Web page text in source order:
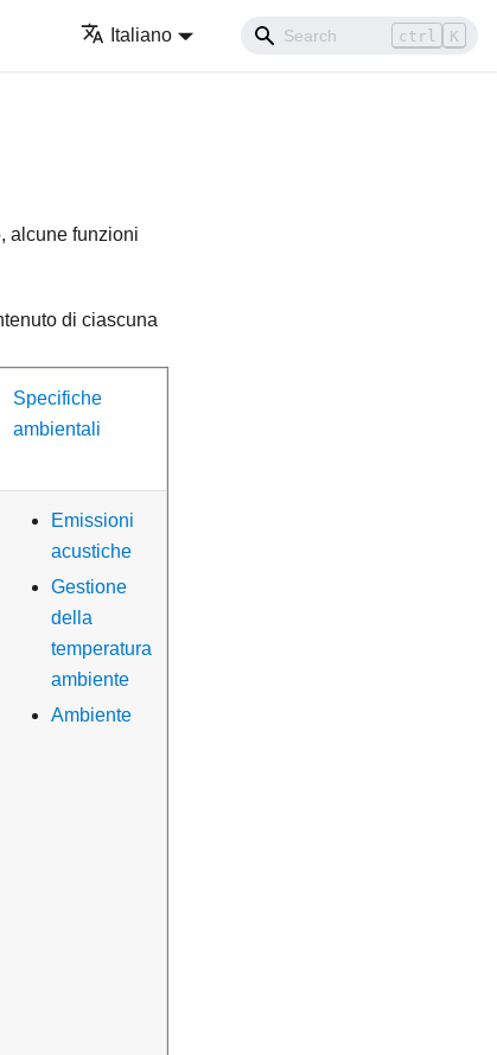
Italiano ctrl K
alcune funzioni
di ciascuna
Specifiche
ambientali
Emissioni
acustiche
Gestione
della
temperatura
ambiente
Ambiente